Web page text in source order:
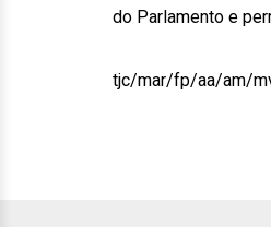
do Parlamento e
tjc/mar/fp/aa/am/